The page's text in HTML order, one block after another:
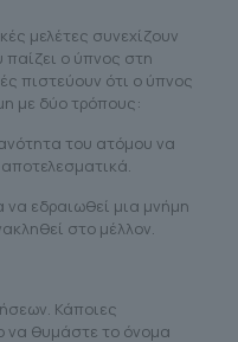
μελέτες συνεχίζουν
παίζει ο ύπνος στη
πιστεύουν ότι ο ύπνος
με δύο τρόπους:
του ατόμου να
να εδραιωθεί μια μνήμη
στο μέλλον.
Κάποιες
να θυμάστε το όνομα